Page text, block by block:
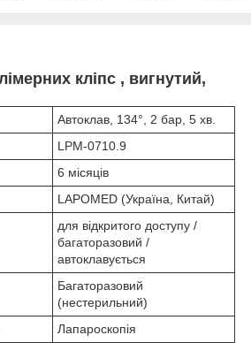
кліпс , вигнутий,
Автоклав, 134°, 2 бар, 5 хв.
LPM-0710.9
6 місяців
LAPOMED (Україна, Китай)
для відкритого доступу /
багаторазовий /
автоклавується
Багаторазовий
(нестерильний)
Лапароскопія